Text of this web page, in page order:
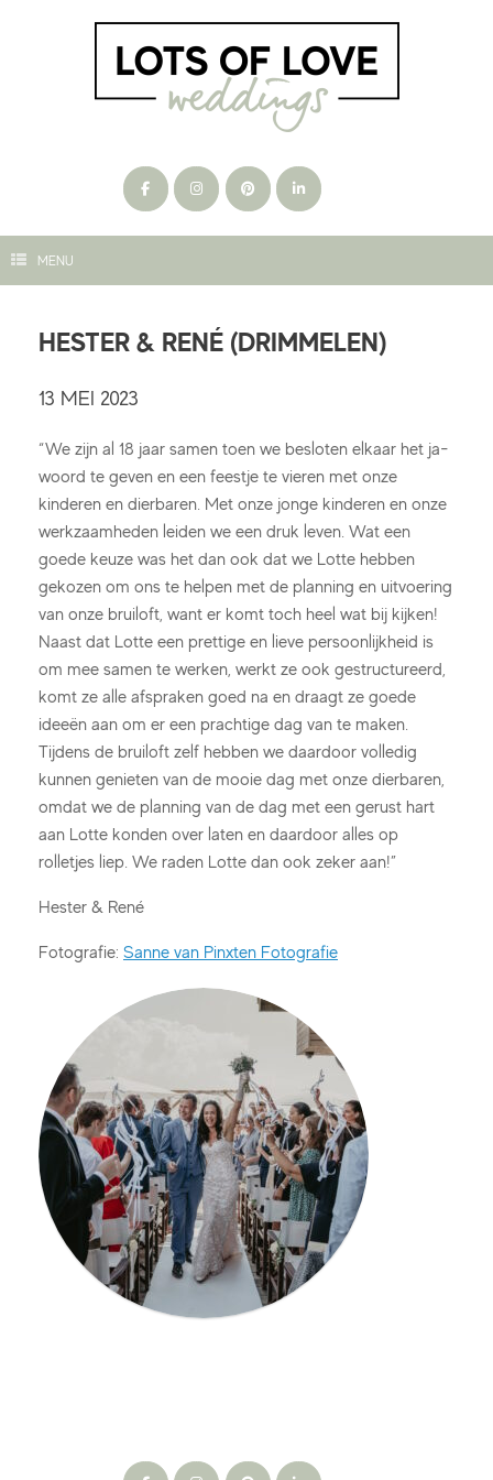
MENU
HESTER & RENÉ (DRIMMELEN)
13 MEI 2023
“We zijn al 18 jaar samen toen we besloten elkaar het ja-
woord te geven en een feestje te vieren met onze
kinderen en dierbaren. Met onze jonge kinderen en onze
werkzaamheden leiden we een druk leven. Wat een
goede keuze was het dan ook dat we Lotte hebben
gekozen om ons te helpen met de planning en uitvoering
van onze bruiloft, want er komt toch heel wat bij kijken!
Naast dat Lotte een prettige en lieve persoonlijkheid is
om mee samen te werken, werkt ze ook gestructureerd,
komt ze alle afspraken goed na en draagt ze goede
ideeën aan om er een prachtige dag van te maken.
Tijdens de bruiloft zelf hebben we daardoor volledig
kunnen genieten van de mooie dag met onze dierbaren,
omdat we de planning van de dag met een gerust hart
aan Lotte konden over laten en daardoor alles op
rolletjes liep. We raden Lotte dan ook zeker aan!”
Hester & René
Fotografie: Sanne van Pinxten Fotografie